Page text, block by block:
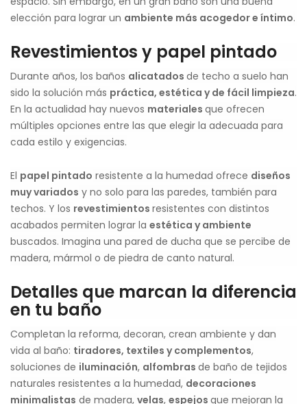
elección para lograr un ambiente más acogedor e íntimo.
Revestimientos y papel pintado
Durante años, los baños alicatados de techo a suelo han
sido la solución más práctica, estética y de fácil limpieza.
En la actualidad hay nuevos materiales que ofrecen
múltiples opciones entre las que elegir la adecuada para
cada estilo y exigencias.
El papel pintado resistente a la humedad ofrece diseños
muy variados y no solo para las paredes, también para
techos. Y los revestimientos resistentes con distintos
acabados permiten lograr la estética y ambiente
buscados. Imagina una pared de ducha que se percibe de
madera, mármol o de piedra de canto natural.
Detalles que marcan la diferencia
en tu baño
Completan la reforma, decoran, crean ambiente y dan
vida al baño: tiradores, textiles y complementos,
soluciones de iluminación, alfombras de baño de tejidos
naturales resistentes a la humedad, decoraciones
minimalistas de madera, velas, espejos que mejoran la